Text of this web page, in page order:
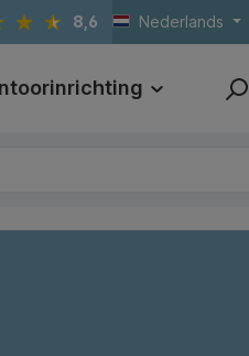
8,6 Nederlands
Print